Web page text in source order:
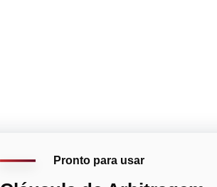
Pronto para usar